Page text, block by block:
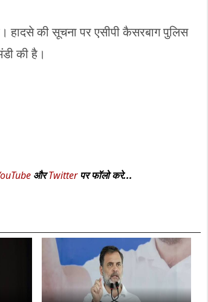
हादसे की सूचना पर एसीपी कैसरबाग पुलिस
की है।
औरTwitterपर फॉलो करे...